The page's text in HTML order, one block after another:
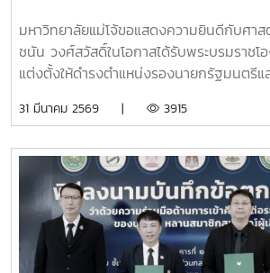
มหาวิทยาลัยแม่โจ้ขอแสดงความยินดีกับศา
ชนัน วงศ์สวัสดิ์ในโอกาสได้รับพระบรมราชโ
แต่งตั้งให้ดำรงตำแหน่งรองนายกรัฐมนตรีแ
ณ วันที่ 30 มีนาคม 2569
31 มีนาคม 2569 | 3915